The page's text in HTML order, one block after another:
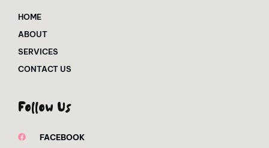
HOME
ABOUT
SERVICES
CONTACT US
Follow Us
FACEBOOK